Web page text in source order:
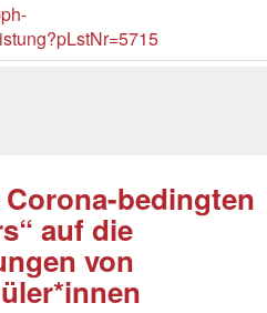
bedingten
auf die
von